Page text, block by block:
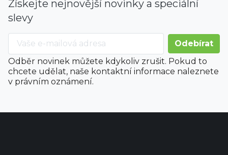
Získejte nejnovější novinky a speciální
slevy
Odběr novinek můžete kdykoliv zrušit. Pokud to
chcete udělat, naše kontaktní informace naleznete
v právním oznámení.